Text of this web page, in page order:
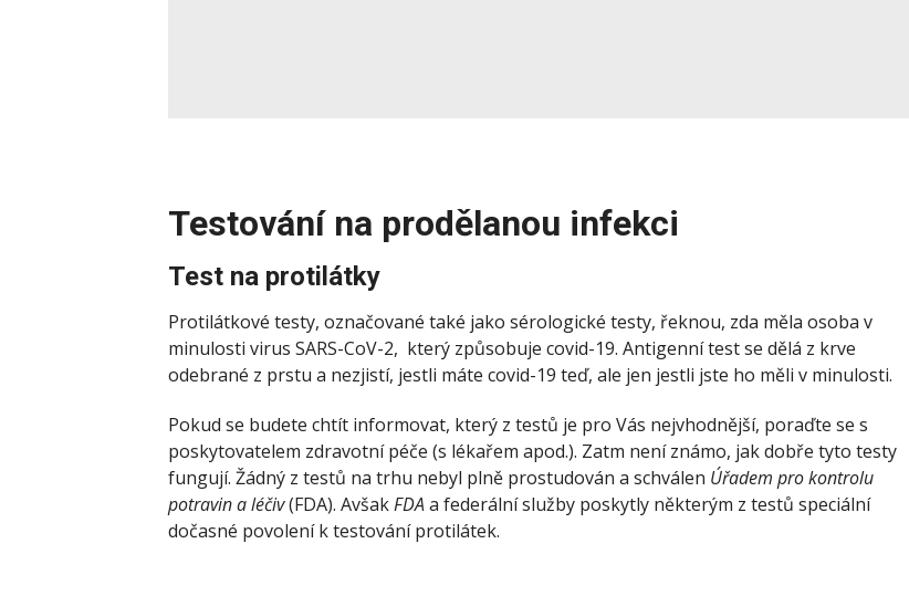
Testování na prodělanou infekci
Test na protilátky
Protilátkové testy, označované také jako sérologické testy, řeknou, zda měla osoba v
minulosti virus SARS-CoV-2, který způsobuje covid-19. Antigenní test se dělá z krve
odebrané z prstu a nezjistí, jestli máte covid-19 teď, ale jen jestli jste ho měli v minulosti.
Pokud se budete chtít informovat, který z testů je pro Vás nejvhodnější, poraďte se s
poskytovatelem zdravotní péče (s lékařem apod.). Zatm není známo, jak dobře tyto testy
fungují. Žádný z testů na trhu nebyl plně prostudován a schválen Úřadem pro kontrolu
potravin a léčiv(FDA). AvšakFDAa federální služby poskytly některým z testů speciální
dočasné povolení k testování protilátek.